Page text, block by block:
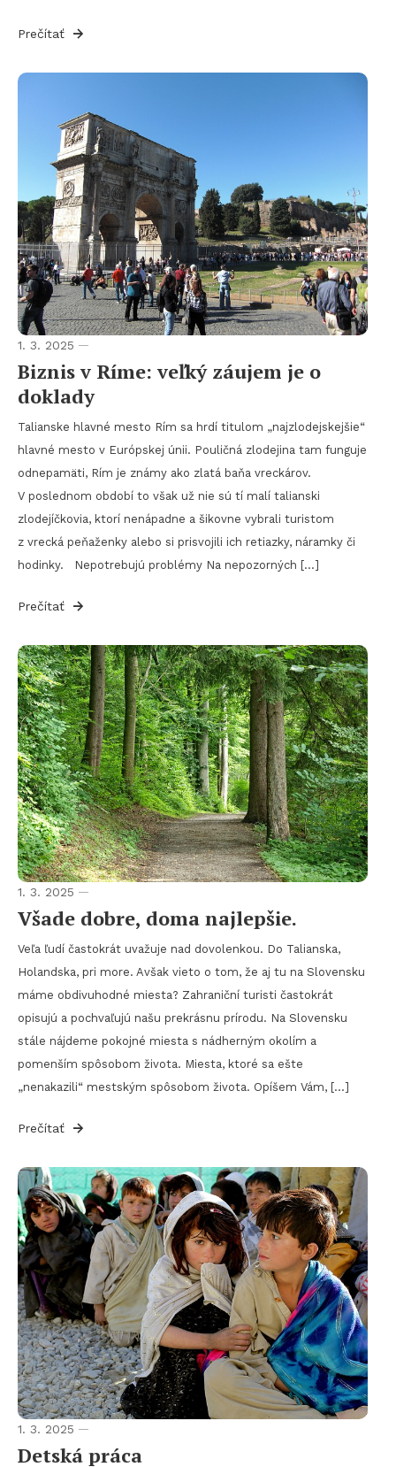
Prečítať
1. 3. 2025
Biznis v Ríme: veľký záujem je o
doklady
Talianske hlavné mesto Rím sa hrdí titulom „najzlodejskejšie“
hlavné mesto v Európskej únii. Pouličná zlodejina tam funguje
odnepamäti, Rím je známy ako zlatá baňa vreckárov.
V poslednom období to však už nie sú tí malí talianski
zlodejíčkovia, ktorí nenápadne a šikovne vybrali turistom
z vrecká peňaženky alebo si prisvojili ich retiazky, náramky či
hodinky. Nepotrebujú problémy Na nepozorných […]
Prečítať
1. 3. 2025
Všade dobre, doma najlepšie.
Veľa ľudí častokrát uvažuje nad dovolenkou. Do Talianska,
Holandska, pri more. Avšak vieto o tom, že aj tu na Slovensku
máme obdivuhodné miesta? Zahraniční turisti častokrát
opisujú a pochvaľujú našu prekrásnu prírodu. Na Slovensku
stále nájdeme pokojné miesta s nádherným okolím a
pomenším spôsobom života. Miesta, ktoré sa ešte
„nenakazili“ mestským spôsobom života. Opíšem Vám, […]
Prečítať
1. 3. 2025
Detská práca